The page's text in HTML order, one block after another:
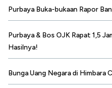
Purbaya Buka-bukaan Rapor
Purbaya & Bos OJK Rapat 1,5
Hasilnya!
Bunga Uang Negara di Himbara